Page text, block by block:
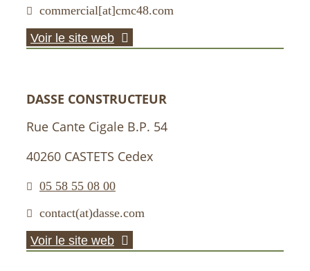
commercial[at]cmc48.com
Voir le site web
DASSE CONSTRUCTEUR
Rue Cante Cigale B.P. 54
40260 CASTETS Cedex
05 58 55 08 00
contact(at)dasse.com
Voir le site web